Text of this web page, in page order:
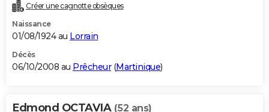
Créer une cagnotte obsèques
Naissance
01/08/1924 au Lorrain
Décès
06/10/2008 au Prêcheur(Martinique)
Edmond OCTAVIA (52 ans)